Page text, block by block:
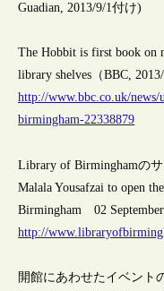
Guadian, 2013/9/1付け)
The Hobbit is first book on
library shelves（BBC,
http://www.bbc.co.uk/news/
birmingham-22338879
Library of Birminghamのサ
Malala Yousafzai to open
Birmingham 02
http://
開館にあわせたイベント